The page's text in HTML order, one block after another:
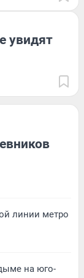
увидят
линии метро
на юго-